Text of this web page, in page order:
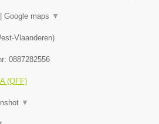
Google maps ▼
Vlaanderen)
0887282556
(QFF)
▼